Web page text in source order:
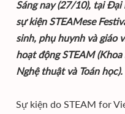
Sáng nay (27/10), tại
sự kiện STEAMese
sinh, phụ huynh và giáo
hoạt động STEAM
Nghệ thuật và Toán học).
Sự kiện do STEAM for